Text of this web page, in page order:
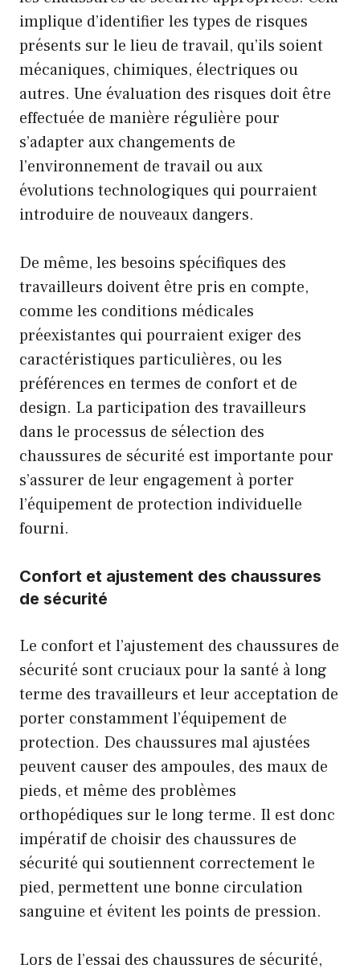
implique d’identifier les types de risques
présents sur le lieu de travail, qu’ils soient
mécaniques, chimiques, électriques ou
autres. Une évaluation des risques doit être
effectuée de manière régulière pour
s’adapter aux changements de
l’environnement de travail ou aux
évolutions technologiques qui pourraient
introduire de nouveaux dangers.
De même, les besoins spécifiques des
travailleurs doivent être pris en compte,
comme les conditions médicales
préexistantes qui pourraient exiger des
caractéristiques particulières, ou les
préférences en termes de confort et de
design. La participation des travailleurs
dans le processus de sélection des
chaussures de sécurité est importante pour
s’assurer de leur engagement à porter
l’équipement de protection individuelle
fourni.
Confort et ajustement des chaussures
de sécurité
Le confort et l’ajustement des chaussures de
sécurité sont cruciaux pour la santé à long
terme des travailleurs et leur acceptation de
porter constamment l’équipement de
protection. Des chaussures mal ajustées
peuvent causer des ampoules, des maux de
pieds, et même des problèmes
orthopédiques sur le long terme. Il est donc
impératif de choisir des chaussures de
sécurité qui soutiennent correctement le
pied, permettent une bonne circulation
sanguine et évitent les points de pression.
Lors de l’essai des chaussures de sécurité,